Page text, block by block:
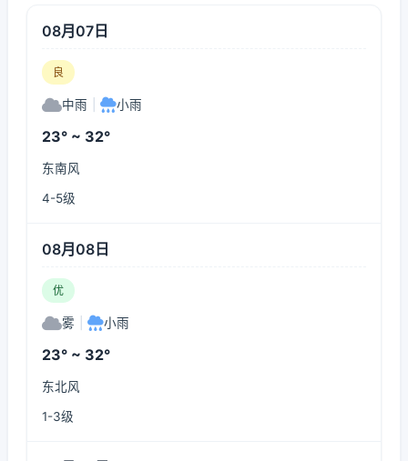
08月07日
良
中雨 小雨
23° ~ 32°
东南风
4-5级
08月08日
优
雾 小雨
23° ~ 32°
东北风
1-3级